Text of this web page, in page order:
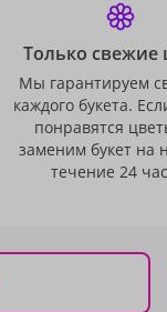
Только свежие
Мы гарантируем
каждого букета.
понравятся
заменим букет на
течение 24